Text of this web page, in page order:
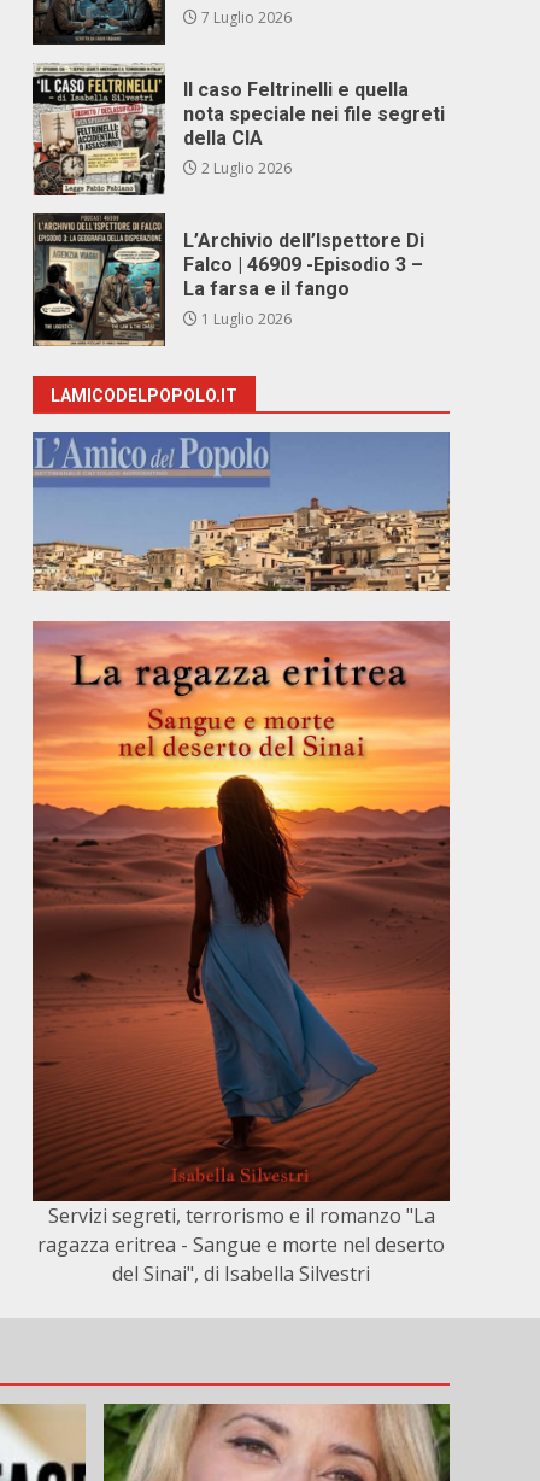
7 Luglio 2026
Il caso Feltrinelli e quella
nota speciale nei file segreti
della CIA
2 Luglio 2026
L’Archivio dell’Ispettore Di
Falco | 46909 -Episodio 3 –
La farsa e il fango
1 Luglio 2026
LAMICODELPOPOLO.IT
Servizi segreti, terrorismo e il romanzo "La
ragazza eritrea - Sangue e morte nel deserto
del Sinai", di Isabella Silvestri